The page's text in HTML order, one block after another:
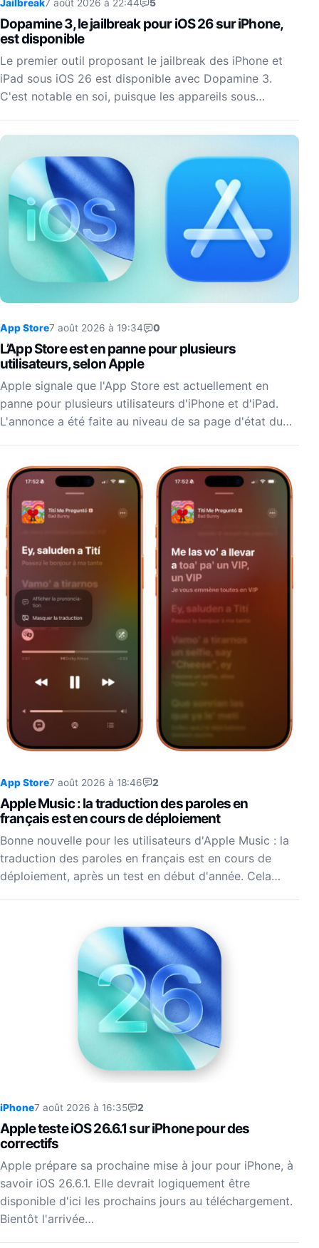
Jailbreak7 août 2026 à 22:44 5
Dopamine 3, le jailbreak pour iOS 26 sur iPhone,
est disponible
Le premier outil proposant le jailbreak des iPhone et
iPad sous iOS 26 est disponible avec Dopamine 3.
C'est notable en soi, puisque les appareils sous…
App Store7 août 2026 à 19:34 0
L’App Store est en panne pour plusieurs
utilisateurs, selon Apple
Apple signale que l'App Store est actuellement en
panne pour plusieurs utilisateurs d'iPhone et d'iPad.
L'annonce a été faite au niveau de sa page d'état du…
App Store7 août 2026 à 18:46 2
Apple Music : la traduction des paroles en
français est en cours de déploiement
Bonne nouvelle pour les utilisateurs d'Apple Music : la
traduction des paroles en français est en cours de
déploiement, après un test en début d'année. Cela…
iPhone7 août 2026 à 16:35 2
Apple teste iOS 26.6.1 sur iPhone pour des
correctifs
Apple prépare sa prochaine mise à jour pour iPhone, à
savoir iOS 26.6.1. Elle devrait logiquement être
disponible d'ici les prochains jours au téléchargement.
Bientôt l'arrivée…